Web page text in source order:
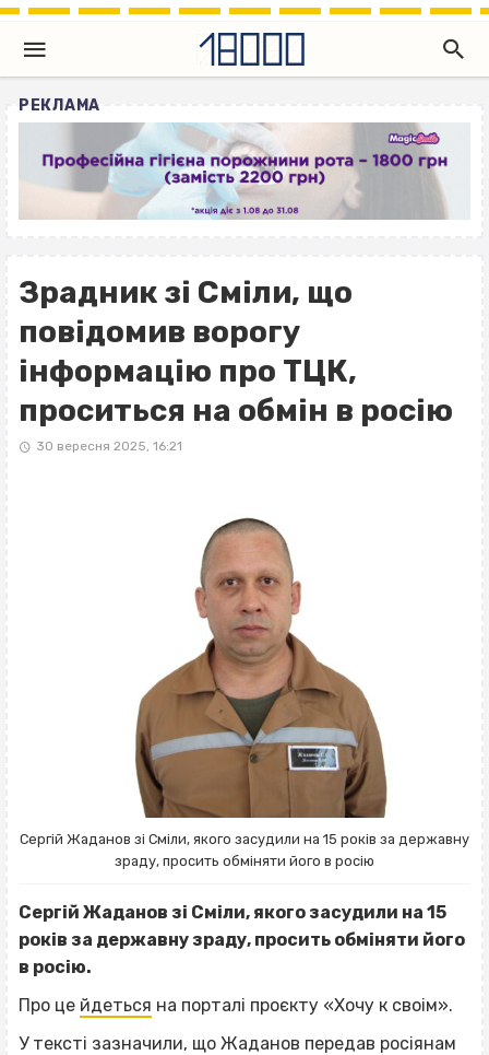
РЕКЛАМА
Зрадник зі Сміли, що
повідомив ворогу
інформацію про ТЦК,
проситься на обмін в росію
30 вересня 2025, 16:21
Сергій Жаданов зі Сміли, якого засудили на 15 років за державну
зраду, просить обміняти його в росію
Сергій Жаданов зі Сміли, якого засудили на 15
років за державну зраду, просить обміняти його
в росію.
Про це йдеться на порталі проєкту «Хочу к своім».
У тексті зазначили, що Жаданов передав росіянам